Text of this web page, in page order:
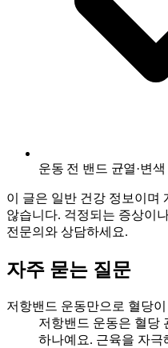
운동 전 밴드 균열·변
이 글은 일반 건강 정보이며
않습니다. 걱정되는 증상이
전문의와 상담하세요.
자주 묻는 질문
저항밴드 운동만으로 혈당
저항밴드 운동은 혈당
하나예요. 근육을 자극